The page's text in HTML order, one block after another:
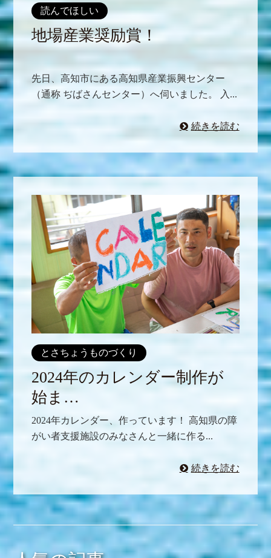
読んでほしい
地場産業奨励賞！
先日、高知市にある高知県産業振興センター
（通称 ぢばさんセンター）へ伺いました。 入...
続きを読む
とさちょうものづくり
2024年のカレンダー制作が
始ま…
2024年カレンダー、作っています！ 高知県の障
がい者支援施設のみなさんと一緒に作る...
続きを読む